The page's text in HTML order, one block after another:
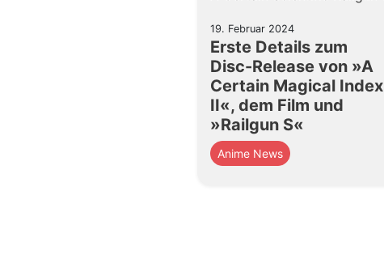
19. Februar 2024
Erste Details zum
Disc-Release von »A
Certain Magical Index
II«, dem Film und
»Railgun S«
Anime News